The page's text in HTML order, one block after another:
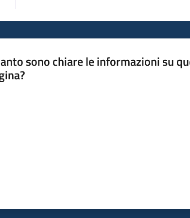
sono chiare le informazioni su